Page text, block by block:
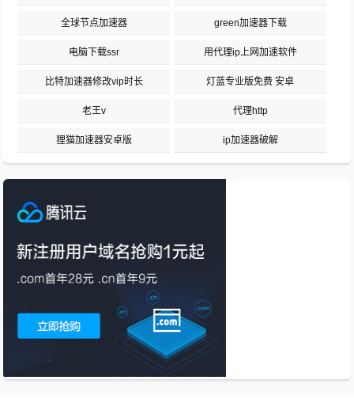
全球节点加速器 green加速器下载
电脑下载ssr 用代理ip上网加速软件
比特加速器修改vip时长 灯蓝专业版免费 安卓
老王v 代理http
狸猫加速器安卓版 ip加速器破解